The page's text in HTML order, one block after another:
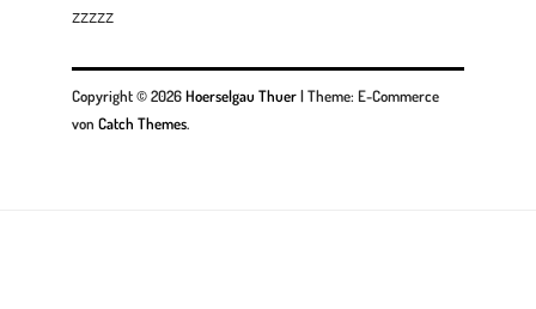
zzzzz
Copyright © 2026Hoerselgau Thuer|Theme: E-Commerce
von Catch Themes.